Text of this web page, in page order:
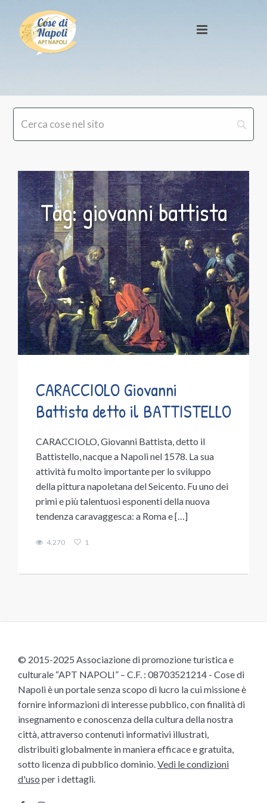
Tag: giovanni battista
CARACCIOLO Giovanni
Battista detto il BATTISTELLO
CARACCIOLO, Giovanni Battista, detto il
Battistello, nacque a Napoli nel 1578. La sua
attività fu molto importante per lo sviluppo
della pittura napoletana del Seicento. Fu uno dei
primi e più talentuosi esponenti della nuova
tendenza caravaggesca: a Roma e […]
4.270 1
© 2015-2025 Associazione di promozione turistica e
culturale “APT NAPOLI” – C.F. : 08703521214 - Cose di
Napoli è un portale senza scopo di lucro la cui missione è
fornire informazioni di interesse pubblico, con finalità di
insegnamento e conoscenza della cultura della nostra
città, attraverso contenuti informativi illustrati,
distribuiti globalmente in maniera efficace e gratuita,
sotto licenza di pubblico dominio.Vedi le condizioni
d'uso per i dettagli.